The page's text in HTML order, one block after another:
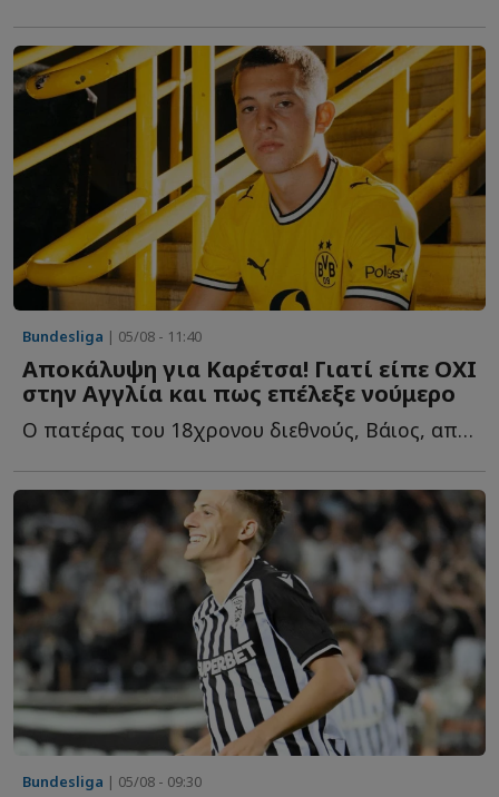
Bundesliga | 05/08 - 11:40
Αποκάλυψη για Καρέτσα! Γιατί είπε ΟΧΙ
στην Αγγλία και πως επέλεξε νούμερο
Ο πατέρας του 18χρονου διεθνούς, Βάιος, αποκαλύπτει τ...
Bundesliga | 05/08 - 09:30